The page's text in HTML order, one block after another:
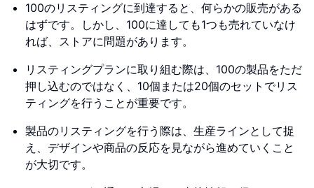
100のリスティングに到達すると、何らかの販売がある
はずです。しかし、100に達しても1つも売れていなけ
れば、ストアに問題があります。
リスティングプランに取り組む際は、100の製品をただ
押し込むのではなく、10個または20個のセットでリス
ティングを行うことが重要です。
製品のリスティングを行う際は、生産ラインとして捉
え、デザインや商品の反応を見ながら進めていくこと
が大切です。